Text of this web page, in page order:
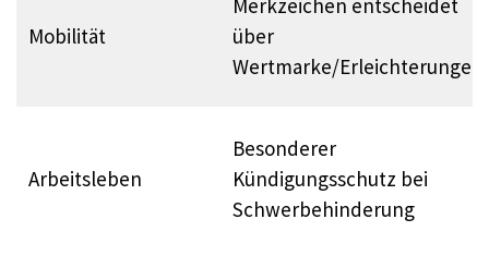
Mobilität
über
Wertmarke/Erleichterungen
Arbeitsleben
Besonderer
Kündigungsschutz bei
Schwerbehinderung